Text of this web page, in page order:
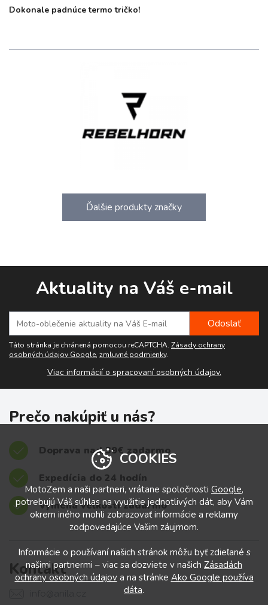
Dokonale padnúce termo tričko!
Ďalšie produkty značky
Aktuality na Váš e-mail
Táto stránka je chránená pomocou reCAPTCHA. Zásady ochrany
osobných údajov Google, zmluvné podmienky.
Viac informácií o spracovaní osobných údajov.
Prečo nakúpiť u nás?
Doprava nad 39€ zadarmo
Expedícia do 24 hodín
Výmena veľkostí zadarmo
Kontakt
COOKIES
MotoZem a naši partneri, vrátane spoločnosti Google,
potrebujú Váš súhlas na využitie jednotlivých dát, aby Vám
okrem iného mohli zobrazovať informácie a reklamy
zodpovedajúce Vašim záujmom.
Informácie o používaní našich stránok môžu byť zdieľané s
našimi partnermi – viac sa dozviete v našich Zásadách
ochrany osobných údajova na stránke Ako Google používa
dáta.